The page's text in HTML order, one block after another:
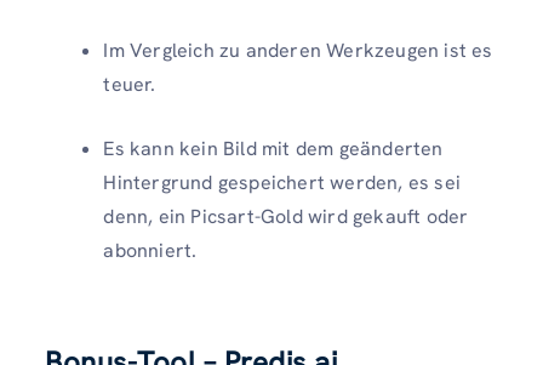
Im Vergleich zu anderen Werkzeugen ist es
teuer.
Es kann kein Bild mit dem geänderten
Hintergrund gespeichert werden, es sei
denn, ein Picsart-Gold wird gekauft oder
abonniert.